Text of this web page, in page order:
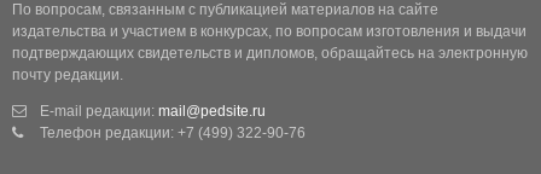
По вопросам, связанным с публикацией материалов на сайте
издательства и участием в конкурсах, по вопросам изготовления и выдачи
подтверждающих свидетельств и дипломов, обращайтесь на электронную
почту редакции.
E-mail редакции: mail@pedsite.ru
Телефон редакции: +7 (499) 322-90-76